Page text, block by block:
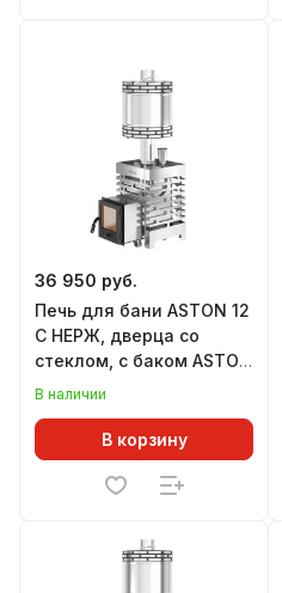
36 950 руб.
Печь для бани ASTON 12
С НЕРЖ, дверца со
стеклом, с баком ASTON
(круглый) (6-14 м.куб)
В наличии
В корзину